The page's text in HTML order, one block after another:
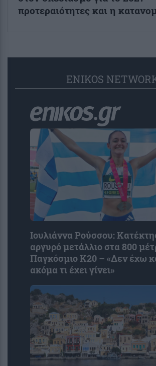
προτεραιότητες και η
ENIKOS
Ιουλιάννα Ρούσσου:
αργυρό μετάλλιο στα 800
Παγκόσμιο Κ20 – «Δεν έχω
ακόμα τι έχει γίνει»